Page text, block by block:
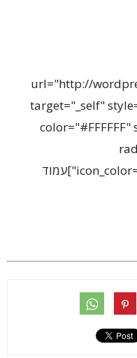
url="http://
target="_self"
icon_color="#FFFFFF" text_shadow="none"]עמוד